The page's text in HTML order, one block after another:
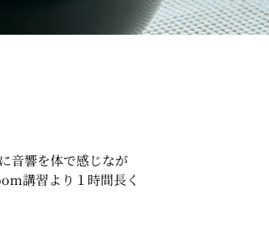
音響を体で感じなが
講習より１時間長く